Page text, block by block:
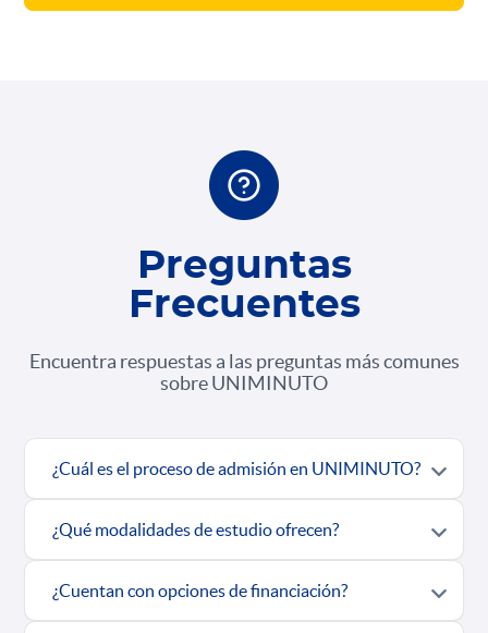
Preguntas
Frecuentes
Encuentra respuestas a las preguntas más comunes
sobre UNIMINUTO
¿Cuál es el proceso de admisión en UNIMINUTO?
¿Qué modalidades de estudio ofrecen?
¿Cuentan con opciones de financiación?